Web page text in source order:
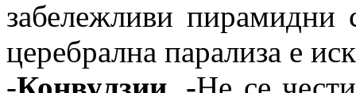
забележливи пирамидни
церебрална парализа е